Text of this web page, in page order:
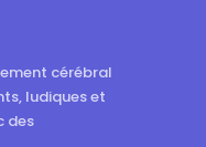
cérébral
ludiques et
des